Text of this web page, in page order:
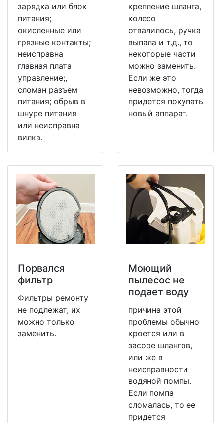
зарядка или блок
питания;
окисленные или
грязные контакты;
неисправна
главная плата
управление;,
сломан разъем
питания; обрыв в
шнуре питания
или неисправна
вилка.
крепление шланга,
колесо
отвалилось, ручка
выпала и т.д., то
некоторые части
можно заменить.
Если же это
невозможно, тогда
придется покупать
новый аппарат.
Порвался
фильтр
Фильтры ремонту
не подлежат, их
можно только
заменить.
Моющий
пылесос не
подает воду
причина этой
проблемы обычно
кроется или в
засоре шлангов,
или же в
неисправности
водяной помпы.
Если помпа
сломалась, то ее
придется